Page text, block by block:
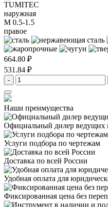
TUMITEC
наружная
M 0.5-1.5
правое
664.80 ₽
531.84 ₽
-
Наши преимущества
Официальный дилер ведущих
Услуги подбора по чертежам
Доставка по всей России
Удобная оплата для
Фиксированная цена без